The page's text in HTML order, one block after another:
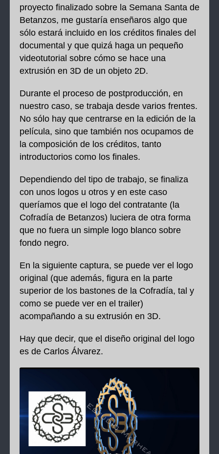
proyecto finalizado sobre la Semana Santa de
Betanzos, me gustaría enseñaros algo que
sólo estará incluido en los créditos finales del
documental y que quizá haga un pequeño
videotutorial sobre cómo se hace una
extrusión en 3D de un objeto 2D.
Durante el proceso de postproducción, en
nuestro caso, se trabaja desde varios frentes.
No sólo hay que centrarse en la edición de la
película, sino que también nos ocupamos de
la composición de los créditos, tanto
introductorios como los finales.
Dependiendo del tipo de trabajo, se finaliza
con unos logos u otros y en este caso
queríamos que el logo del contratante (la
Cofradía de Betanzos) luciera de otra forma
que no fuera un simple logo blanco sobre
fondo negro.
En la siguiente captura, se puede ver el logo
original (que además, figura en la parte
superior de los bastones de la Cofradía, tal y
como se puede ver en el trailer)
acompañando a su extrusión en 3D.
Hay que decir, que el diseño original del logo
es de Carlos Álvarez.